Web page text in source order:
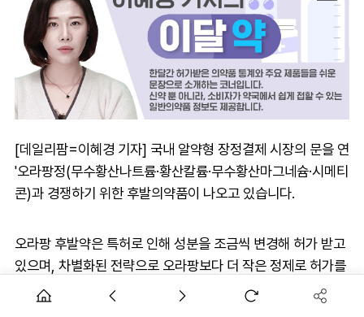
[데일리팜=이혜경 기자] 국내 알약형 장정결제 시장의 문을 연
'오라팡정(무수황산나트륨·황산칼륨·무수황산마그네슘·시메티
콘)과 경쟁하기 위한 후발의약품이 나오고 있습니다.
오라팡 후발약은 특허로 인해 성분을 조금씩 변경해 허가 받고
있으며, 차별화된 전략으로 오라팡보다 더 작은 정제로 허가를
받는 곳들도 늘어나고 있습니다.